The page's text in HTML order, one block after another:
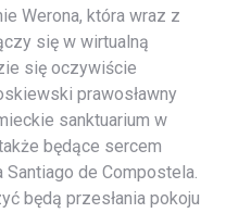
Werona, która wraz z
się w wirtualną
się oczywiście
prawosławny
sanktuarium w
będące sercem
de Compostela.
będą przesłania pokoju